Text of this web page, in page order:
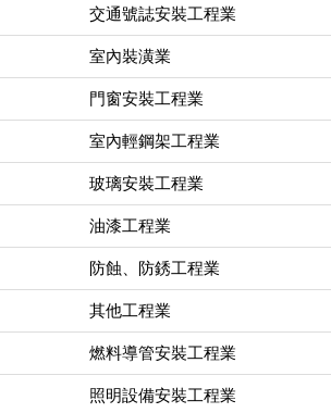
交通號誌安裝工程業
室內裝潢業
門窗安裝工程業
室內輕鋼架工程業
玻璃安裝工程業
油漆工程業
防蝕、防銹工程業
其他工程業
燃料導管安裝工程業
照明設備安裝工程業